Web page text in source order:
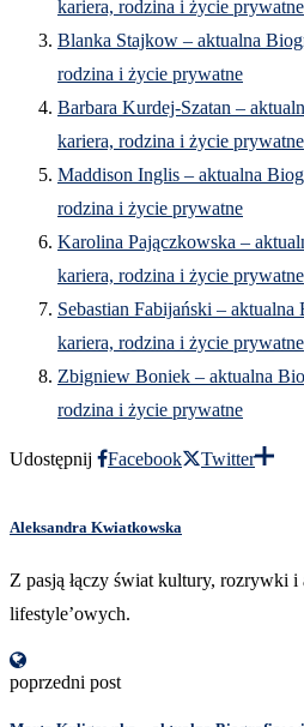
kariera, rodzina i życie prywatne
Blanka Stajkow – aktualna
rodzina i życie prywatne
Barbara Kurdej-Szatan –
kariera, rodzina i życie prywatne
Maddison Inglis – aktualna
rodzina i życie prywatne
Karolina Pajączkowska –
kariera, rodzina i życie prywatne
Sebastian Fabijański –
kariera, rodzina i życie prywatne
Zbigniew Boniek – aktualna
rodzina i życie prywatne
Udostępnij Facebook Twitter
Aleksandra Kwiatkowska
Z pasją łączy świat kultury, rozrywki
lifestyle’owych.
poprzedni post